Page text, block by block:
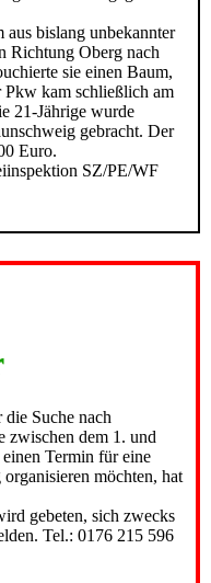
bislang unbekannter
Richtung Oberg nach
sie einen Baum,
Pkw kam schließlich am
21-Jährige wurde
gebracht. Der
Euro.
SZ/PE/WF
Suche nach
zwischen dem 1. und
Termin für eine
möchten, hat
gebeten, sich zwecks
Tel.: 0176 215 596